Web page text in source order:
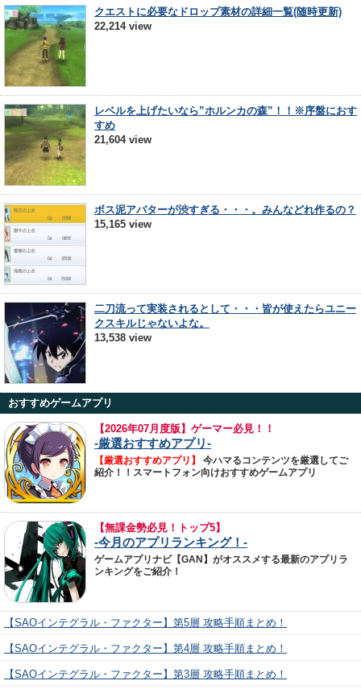
クエストに必要なドロップ素材の詳細一覧(随時更新)
22,214 view
レベルを上げたいなら”ホルンカの森”！！※序盤におす
すめ
21,604 view
ボス泥アバターが渋すぎる・・・。みんなどれ作るの？
15,165 view
二刀流って実装されるとして・・・皆が使えたらユニー
クスキルじゃないよな。
13,538 view
おすすめゲームアプリ
【2026年07月度版】ゲーマー必見！！
-厳選おすすめアプリ-
【厳選おすすめアプリ】
今ハマるコンテンツを厳選してご
紹介！！スマートフォン向けおすすめゲームアプリ
【無課金勢必見！トップ5】
-今月のアプリランキング！-
ゲームアプリナビ【GAN】がオススメする最新のアプリラ
ンキングをご紹介！
【SAOインテグラル・ファクター】第5層 攻略手順まとめ！
【SAOインテグラル・ファクター】第4層 攻略手順まとめ！
【SAOインテグラル・ファクター】第3層 攻略手順まとめ！